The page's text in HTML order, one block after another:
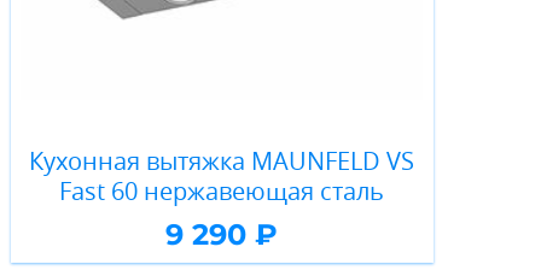
Кухонная вытяжка MAUNFELD VS
Fast 60 нержавеющая сталь
9 290 ₽